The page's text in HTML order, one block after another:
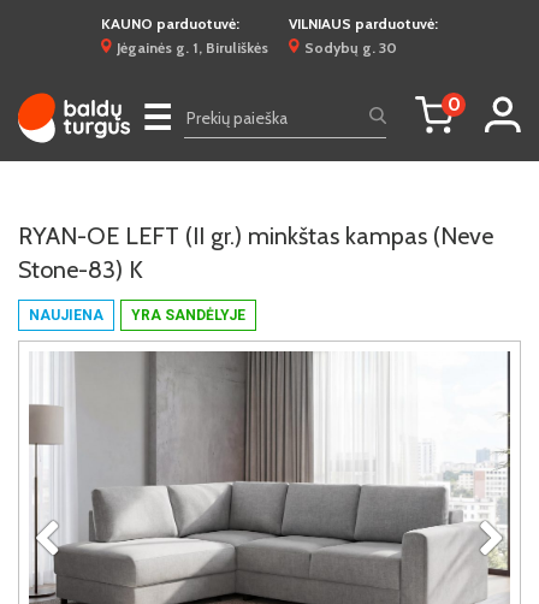
KAUNO parduotuvė:
Jėgainės g. 1, Biruliškės
VILNIAUS parduotuvė:
Sodybų g. 30
☰ 0
NAUJIENA YRA SANDĖLYJE
RYAN-OE LEFT (II gr.) minkštas kampas (Neve
Stone-83) K